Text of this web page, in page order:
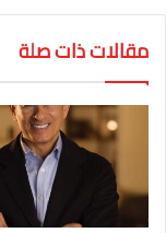
مقالات ذات صلة